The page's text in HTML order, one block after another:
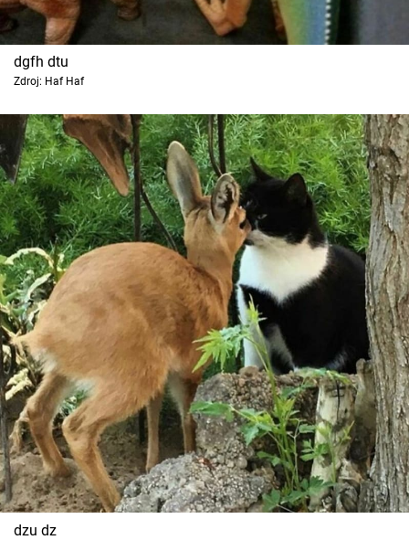
dgfh dtu
Zdroj: Haf Haf
dzu dz